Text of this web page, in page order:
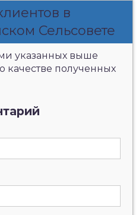
в
Сельсовете
указанных выше
качестве полученных